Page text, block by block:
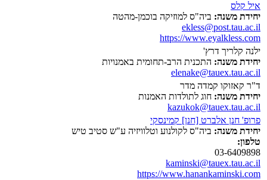
איל קלס
יחידת משנה: ביה"ס למוזיקה בוכמן-מהטה
ekless@post.tau.ac.il
https://www.eyalkless.com
ילנה קלריך דרץ'
יחידת משנה: התכנית הרב-תחומית באמנויות
elenake@tauex.tau.ac.il
ד"ר קאזוקו קמדה מדר
יחידת משנה: חוג לתולדות האמנות
kazukok@tauex.tau.ac.il
פרופ' חנן אלברט [חנן] קמינסקי
יחידת משנה: ביה"ס לקולנוע וטלוויזיה ע"ש סטיב טיש
טלפון:
03-6409898
kaminski@tauex.tau.ac.il
https://www.hanankaminski.com